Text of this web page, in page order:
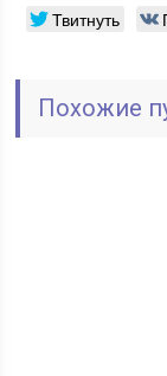
Твитнуть
Похожие